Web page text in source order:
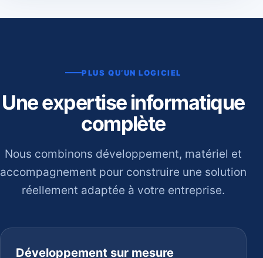
PLUS QU’UN LOGICIEL
Une expertise informatique
complète
Nous combinons développement, matériel et
accompagnement pour construire une solution
réellement adaptée à votre entreprise.
Développement sur mesure